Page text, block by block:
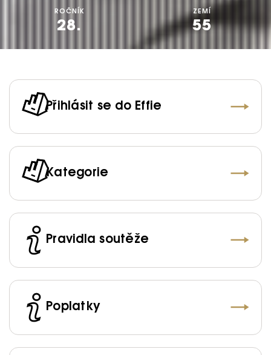
ROČNÍK
28.
ZEMÍ
55
Přihlásit se do Effie
Kategorie
Pravidla soutěže
Poplatky